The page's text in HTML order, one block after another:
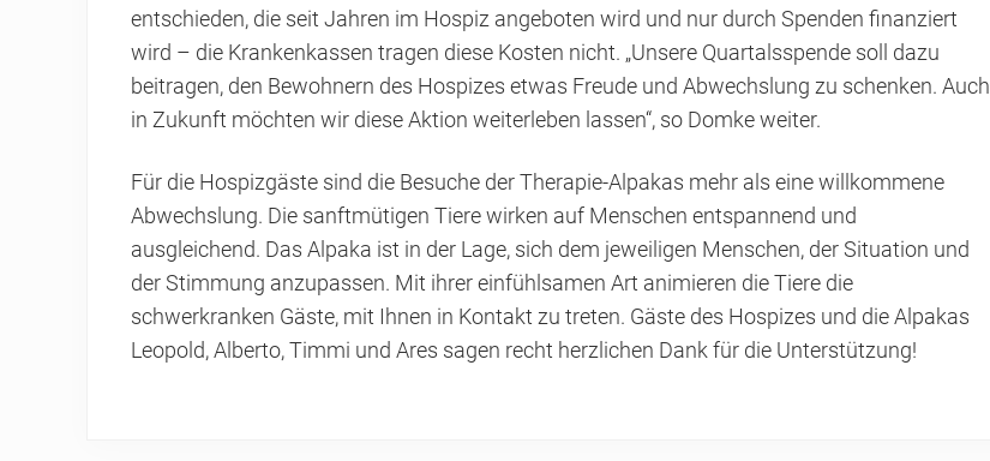
entschieden, die seit Jahren im Hospiz angeboten wird und nur durch Spenden finanziert
wird – die Krankenkassen tragen diese Kosten nicht. „Unsere Quartalsspende soll dazu
beitragen, den Bewohnern des Hospizes etwas Freude und Abwechslung zu schenken. Auch
in Zukunft möchten wir diese Aktion weiterleben lassen“, so Domke weiter.
Für die Hospizgäste sind die Besuche der Therapie-Alpakas mehr als eine willkommene
Abwechslung. Die sanftmütigen Tiere wirken auf Menschen entspannend und
ausgleichend. Das Alpaka ist in der Lage, sich dem jeweiligen Menschen, der Situation und
der Stimmung anzupassen. Mit ihrer einfühlsamen Art animieren die Tiere die
schwerkranken Gäste, mit Ihnen in Kontakt zu treten. Gäste des Hospizes und die Alpakas
Leopold, Alberto, Timmi und Ares sagen recht herzlichen Dank für die Unterstützung!